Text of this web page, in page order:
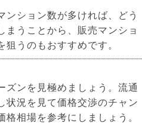
ンション数が多ければ、どう
まうことから、販売マンショ
うのもおすすめです。
ズンを見極めましょう。流通
状況を見て価格交渉のチャン
相場を参考にしましょう。